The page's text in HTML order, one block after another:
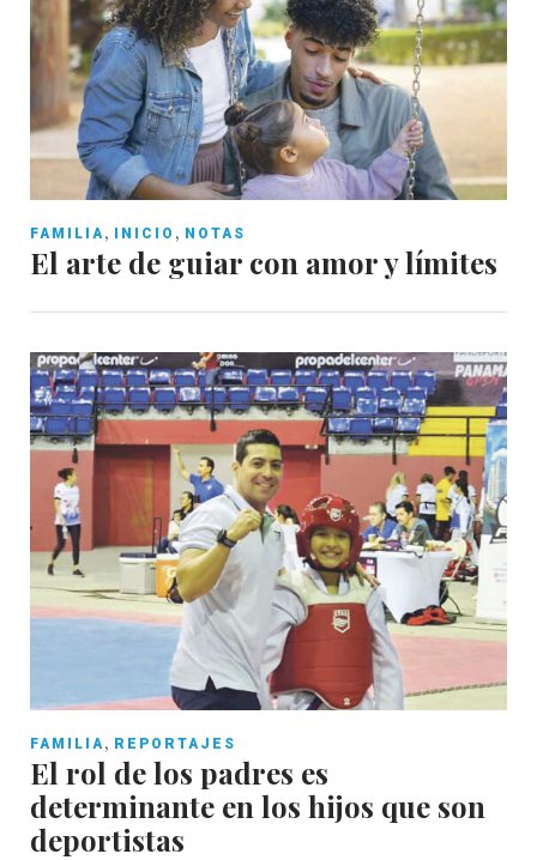
FAMILIA, INICIO , NOTAS
El arte de guiar con amor y límites
FAMILIA , REPORTAJES
El rol de los padres es
determinante en los hijos que son
deportistas